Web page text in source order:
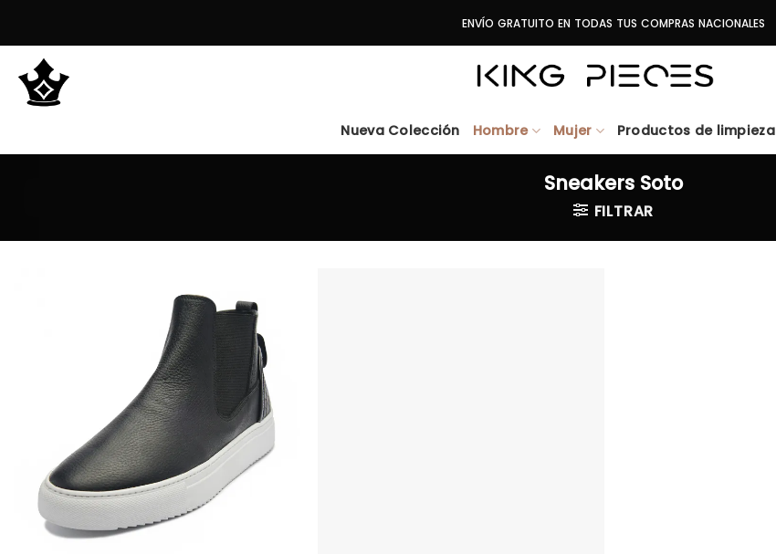
contenido
ENVÍO GRATUITO EN TODAS TUS COMPRAS NACIONALES
Nueva Colección Hombre Mujer Productos de limpieza
Sneakers Soto
FILTRAR